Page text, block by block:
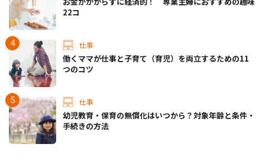
22コ
仕事
働くママが仕事と子育て（育児）を両立するための11
つのコツ
仕事
幼児教育・保育の無償化はいつから？対象年齢と条件・
手続きの方法